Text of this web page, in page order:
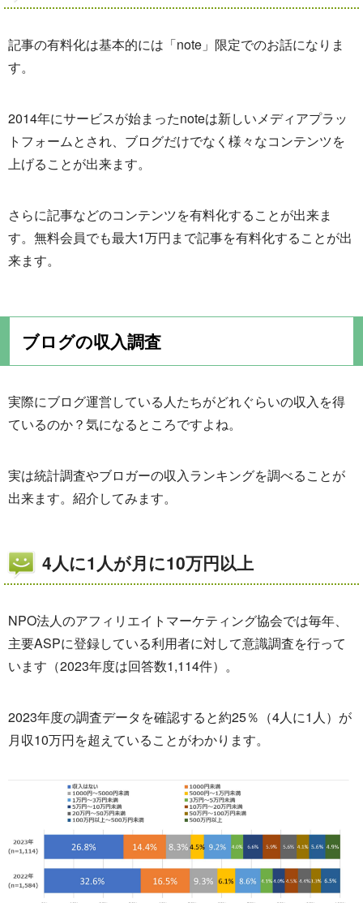
記事の有料化は基本的には「note」限定でのお話になりま
す。
2014年にサービスが始まったnoteは新しいメディアプラッ
トフォームとされ、ブログだけでなく様々なコンテンツを
上げることが出来ます。
さらに記事などのコンテンツを有料化することが出来ま
す。無料会員でも最大1万円まで記事を有料化することが出
来ます。
ブログの収入調査
実際にブログ運営している人たちがどれぐらいの収入を得
ているのか？気になるところですよね。
実は統計調査やブロガーの収入ランキングを調べることが
出来ます。紹介してみます。
4人に1人が月に10万円以上
NPO法人のアフィリエイトマーケティング協会では毎年、
主要ASPに登録している利用者に対して意識調査を行って
います（2023年度は回答数1,114件）。
2023年度の調査データを確認すると約25％（4人に1人）が
月収10万円を超えていることがわかります。